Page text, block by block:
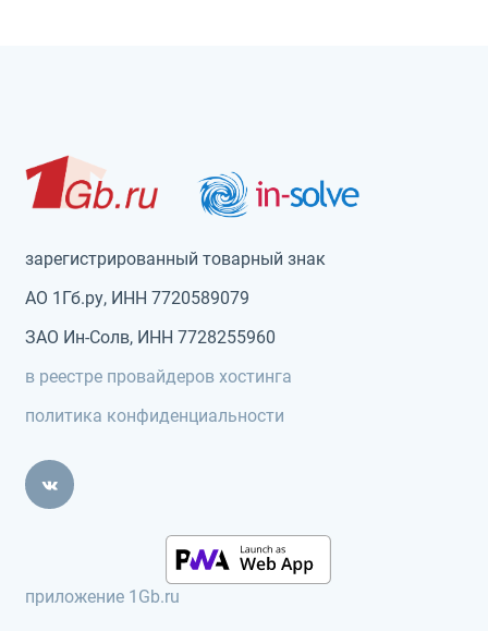
зарегистрированный товарный знак
АО 1Гб.ру, ИНН 7720589079
ЗАО Ин-Солв, ИНН 7728255960
в реестре провайдеров хостинга
политика конфиденциальности
приложение 1Gb.ru